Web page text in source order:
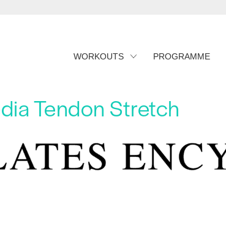
WORKOUTS PROGRAMME
Tendon Stretch